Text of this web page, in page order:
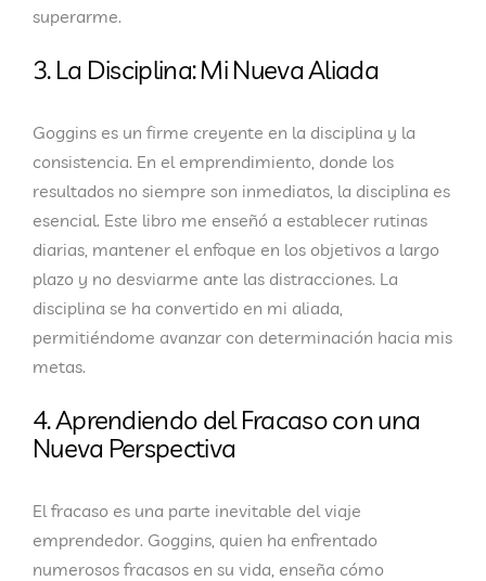
superarme.
3. La Disciplina: Mi Nueva Aliada
Goggins es un firme creyente en la disciplina y la
consistencia. En el emprendimiento, donde los
resultados no siempre son inmediatos, la disciplina es
esencial. Este libro me enseñó a establecer rutinas
diarias, mantener el enfoque en los objetivos a largo
plazo y no desviarme ante las distracciones. La
disciplina se ha convertido en mi aliada,
permitiéndome avanzar con determinación hacia mis
metas.
4. Aprendiendo del Fracaso con una
Nueva Perspectiva
El fracaso es una parte inevitable del viaje
emprendedor. Goggins, quien ha enfrentado
numerosos fracasos en su vida, enseña cómo